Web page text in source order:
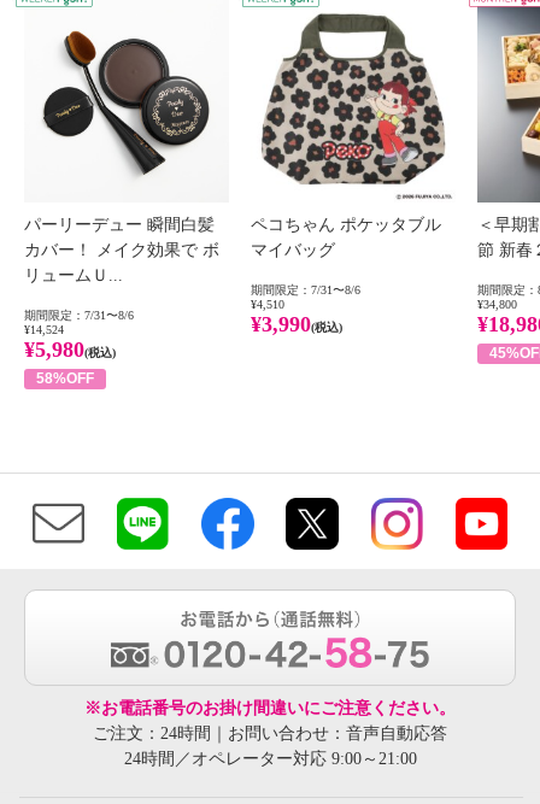
パーリーデュー 瞬間白髪
カバー！ メイク効果で ボ
リュームＵ...
期間限定：7/31〜8/6
¥14,524
¥5,980(税込)
58%OFF
ペコちゃん ポケッタブル
マイバッグ
期間限定：7/31〜8/6
¥4,510
¥3,990(税込)
＜早期
節 新春
期間限定：
¥34,800
※お電話番号のお掛け間違いにご注意ください。
ご注文：24時間｜お問い合わせ：音声自動応答
24時間／オペレーター対応 9:00～21:00